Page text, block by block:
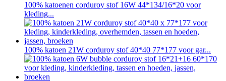
100% katoenen corduroy stof 16W 44*134/16*20 voor
kleding...
100% katoen 21W corduroy stof 40*40 77*177 voor gar...